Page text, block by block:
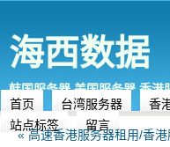
海西数据
韩国服务器,美国服务器,香港
首页
台湾服务器 香
站点标签
留言
« 高速香港服务器租用/香